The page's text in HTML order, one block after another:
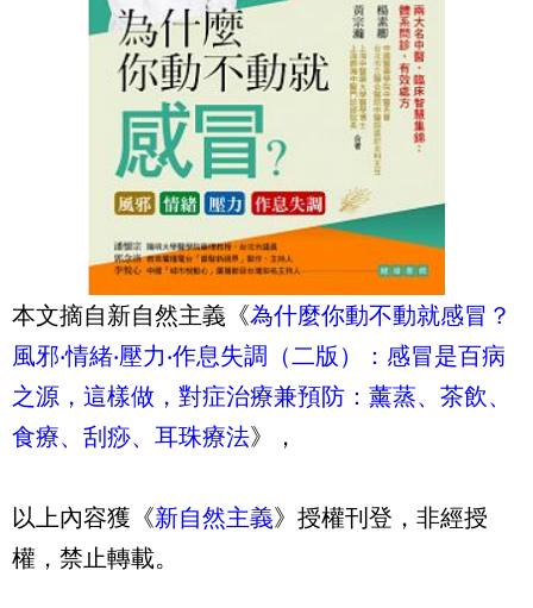
本文摘自新自然主義《為什麼你動不動就感冒？
風邪‧情緒‧壓力‧作息失調（二版）：感冒是百病
之源，這樣做，對症治療兼預防：薰蒸、茶飲、
食療、刮痧、耳珠療法》，
以上內容獲《新自然主義》授權刊登，非經授
權，禁止轉載。